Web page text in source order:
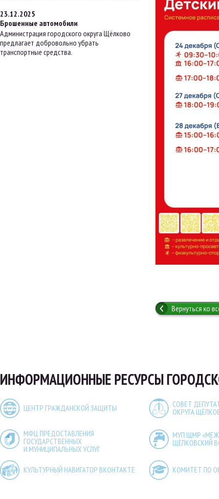
23.12.2025
Брошенные автомобили
Администрация городского округа Щёлково
предлагает добровольно убрать
транспортные средства.
Вернуться ко
ИНФОРМАЦИОННЫЕ РЕСУРСЫ
ЦЕНТР ГРАЖДАНСКОЙ ЗАЩИТЫ
СОВЕТ
ОКРУГА
МФЦ ПРЕДОСТАВЛЕНИЯ
ГОСУДАРСТВЕННЫХ
И МУНИЦИПАЛЬНЫХ УСЛУГ
МУП ЩМР
ЩЁЛКОВСКИЙ
КУЛЬТУРНЫЙ НАВИГАТОР ВКОНТАКТЕ КОМИТЕТ ПО